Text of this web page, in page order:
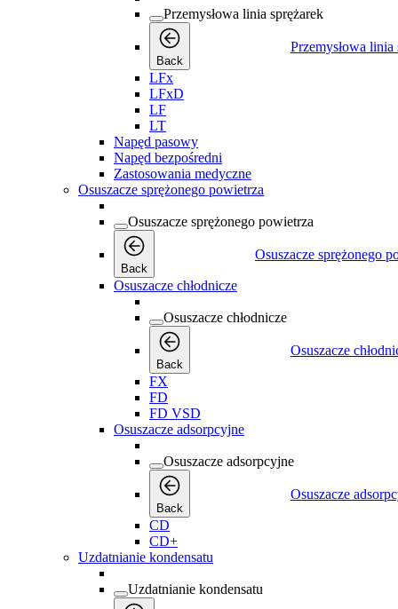
Przemysłowa linia sprężarek
Back
Przemysłowa linia
LFx
LFxD
LF
LT
Napęd pasowy
Napęd bezpośredni
Zastosowania medyczne
Osuszacze sprężonego powietrza
Osuszacze sprężonego powietrza
Back
Osuszacze sprężonego
Osuszacze chłodnicze
Osuszacze chłodnicze
Back
Osuszacze
FX
FD
FD VSD
Osuszacze adsorpcyjne
Osuszacze adsorpcyjne
Back
Osuszacze
CD
CD+
Uzdatnianie kondensatu
Uzdatnianie kondensatu